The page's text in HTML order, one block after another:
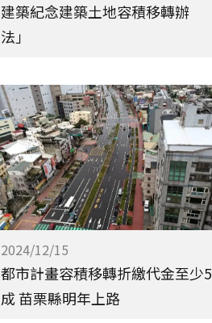
建築紀念建築土地容積移轉辦
法」
2024/12/15
都市計畫容積移轉折繳代金至少5
成 苗栗縣明年上路